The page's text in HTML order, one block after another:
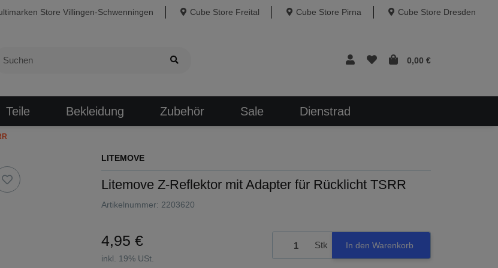
Store Villingen-Schwenningen Cube Store Freital Cube Store Pirna Cube Store Dresden
0,00 €
Teile Bekleidung Zubehör Sale Dienstrad
LITEMOVE
Litemove Z-Reflektor mit Adapter für Rücklicht TSRR
Artikelnummer: 2203620
4,95 €
inkl. 19% USt.
Stk In den Warenkorb